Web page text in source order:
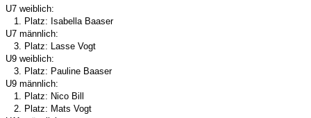
U7 weiblich:
1. Platz: Isabella Baaser
U7 männlich:
3. Platz: Lasse Vogt
U9 weiblich:
3. Platz: Pauline Baaser
U9 männlich:
1. Platz: Nico Bill
2. Platz: Mats Vogt